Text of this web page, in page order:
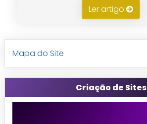
Ler artigo
Mapa do Site
Criação de Sites